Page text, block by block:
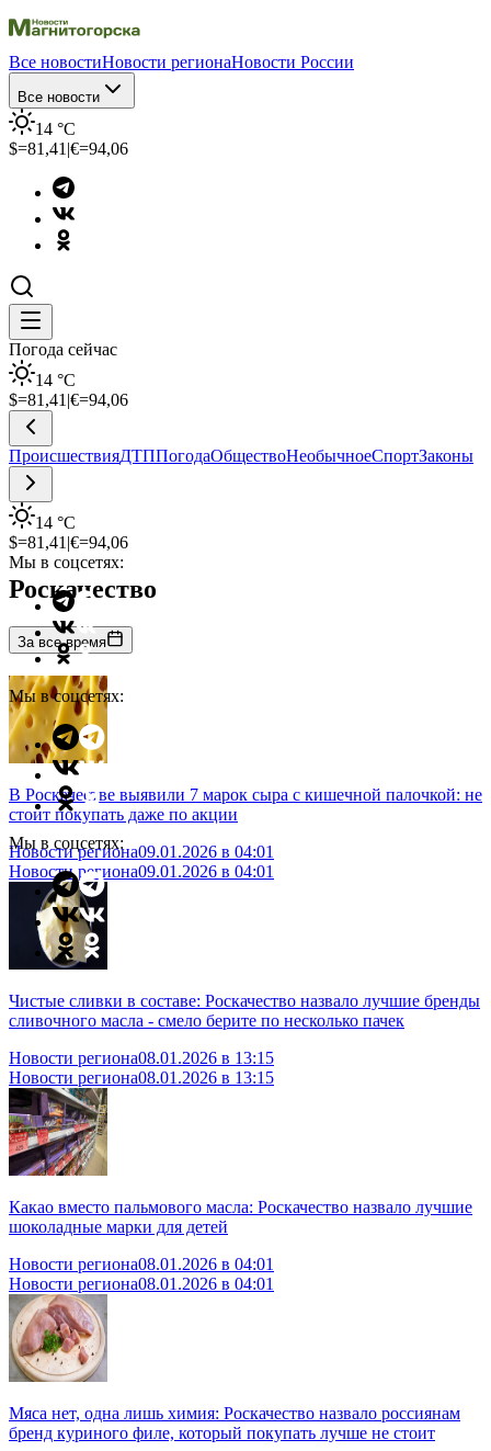
Все новостиНовости регионаНовости России
Все новости
14 °C
$=81,41 |€=94,06
Погода сейчас
14 °C
$=81,41 |€=94,06
ПроисшествияДТППогодаОбществоНеобычноеСпортЗаконы
14 °C
$=81,41 |€=94,06
Мы в соцсетях:
Мы в соцсетях:
Мы в соцсетях:
Роскачество
За все время
В Роскачестве выявили 7 марок сыра с кишечной палочкой: не
стоит покупать даже по акции
Новости региона09.01.2026 в 04:01
Новости региона09.01.2026 в 04:01
Чистые сливки в составе: Роскачество назвало лучшие бренды
сливочного масла - смело берите по несколько пачек
Новости региона08.01.2026 в 13:15
Новости региона08.01.2026 в 13:15
Какао вместо пальмового масла: Роскачество назвало лучшие
шоколадные марки для детей
Новости региона08.01.2026 в 04:01
Новости региона08.01.2026 в 04:01
Мяса нет, одна лишь химия: Роскачество назвало россиянам
бренд куриного филе, который покупать лучше не стоит